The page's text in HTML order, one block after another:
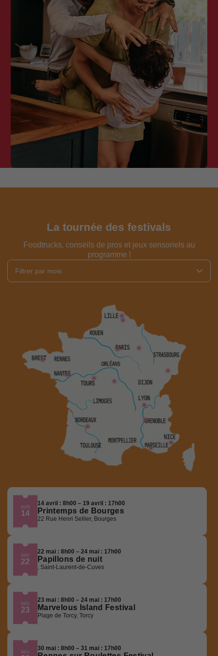
La tournée des festivals
Foodtrucks, conseils de pros et jeux sensoriels au
programme !
Filtrer par mois
14
AVR
14 avril : 8h00 – 19 avril : 17h00
Printemps de Bourges
22 Rue Henri Sellier, Bourges
22
MAI
22 mai : 8h00 – 24 mai : 17h00
Papillons de nuit
, Saint-Laurent-de-Cuves
23
MAI
23 mai : 8h00 – 24 mai : 17h00
Marvelous Island Festival
Plage de Torcy, Torcy
MAI
30 mai : 8h00 – 31 mai : 17h00